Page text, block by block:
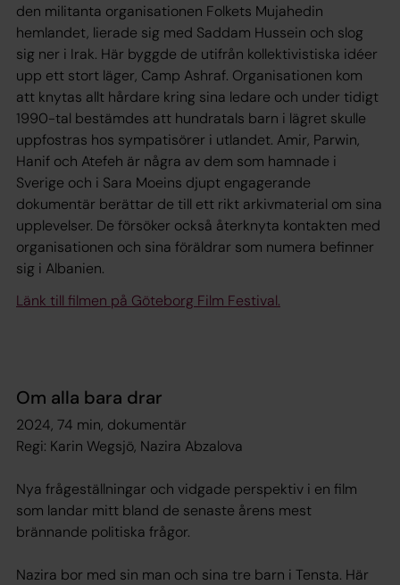
den militanta organisationen Folkets Mujahedin
hemlandet, lierade sig med Saddam Hussein och slog
sig ner i Irak. Här byggde de utifrån kollektivistiska idéer
upp ett stort läger, Camp Ashraf. Organisationen kom
att knytas allt hårdare kring sina ledare och under tidigt
1990-tal bestämdes att hundratals barn i lägret skulle
uppfostras hos sympatisörer i utlandet. Amir, Parwin,
Hanif och Atefeh är några av dem som hamnade i
Sverige och i Sara Moeins djupt engagerande
dokumentär berättar de till ett rikt arkivmaterial om sina
upplevelser. De försöker också återknyta kontakten med
organisationen och sina föräldrar som numera befinner
sig i Albanien.
Länk till filmen på Göteborg Film Festival.
Om alla bara drar
2024, 74 min, dokumentär
Regi: Karin Wegsjö, Nazira Abzalova
Nya frågeställningar och vidgade perspektiv i en film
som landar mitt bland de senaste årens mest
brännande politiska frågor.
Nazira bor med sin man och sina tre barn i Tensta. Här